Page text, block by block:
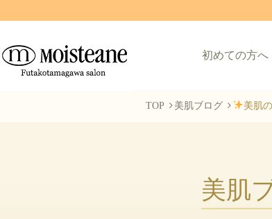
初めての方へ
TOP 美肌ブログ 美肌
美肌